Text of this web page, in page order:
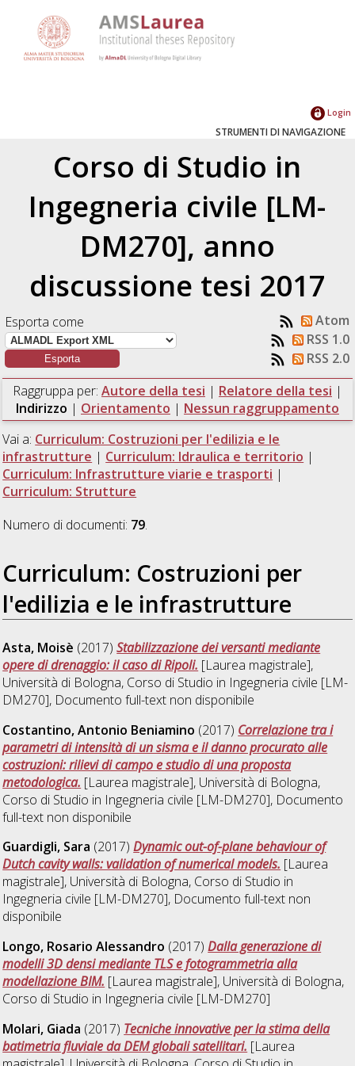
Login
STRUMENTI DI NAVIGAZIONE
Corso di Studio in
Ingegneria civile [LM-
DM270], anno
discussione tesi 2017
Esporta come
Atom
RSS 1.0
RSS 2.0
Raggruppa per: Autore della tesi | Relatore della tesi |
Indirizzo | Orientamento | Nessun raggruppamento
Vai a: Curriculum: Costruzioni per l'edilizia e le
infrastrutture | Curriculum: Idraulica e territorio |
Curriculum: Infrastrutture viarie e trasporti |
Curriculum: Strutture
Numero di documenti: 79.
Curriculum: Costruzioni per
l'edilizia e le infrastrutture
Asta, Moisè (2017)Stabilizzazione dei versanti mediante
opere di drenaggio: il caso di Ripoli. [Laurea magistrale],
Università di Bologna, Corso di Studio in Ingegneria civile [LM-
DM270], Documento full-text non disponibile
Costantino, Antonio Beniamino (2017) Correlazione tra i
parametri di intensità di un sisma e il danno procurato alle
costruzioni: rilievi di campo e studio di una proposta
metodologica. [Laurea magistrale], Università di Bologna,
Corso di Studio in Ingegneria civile [LM-DM270], Documento
full-text non disponibile
Guardigli, Sara (2017)Dynamic out-of-plane behaviour of
Dutch cavity walls: validation of numerical models. [Laurea
magistrale], Università di Bologna, Corso di Studio in
Ingegneria civile [LM-DM270], Documento full-text non
disponibile
Longo, Rosario Alessandro (2017)Dalla generazione di
modelli 3D densi mediante TLS e fotogrammetria alla
modellazione BIM. [Laurea magistrale], Università di Bologna,
Corso di Studio in Ingegneria civile [LM-DM270]
Molari, Giada (2017) Tecniche innovative per la stima della
batimetria fluviale da DEM globali satellitari. [Laurea